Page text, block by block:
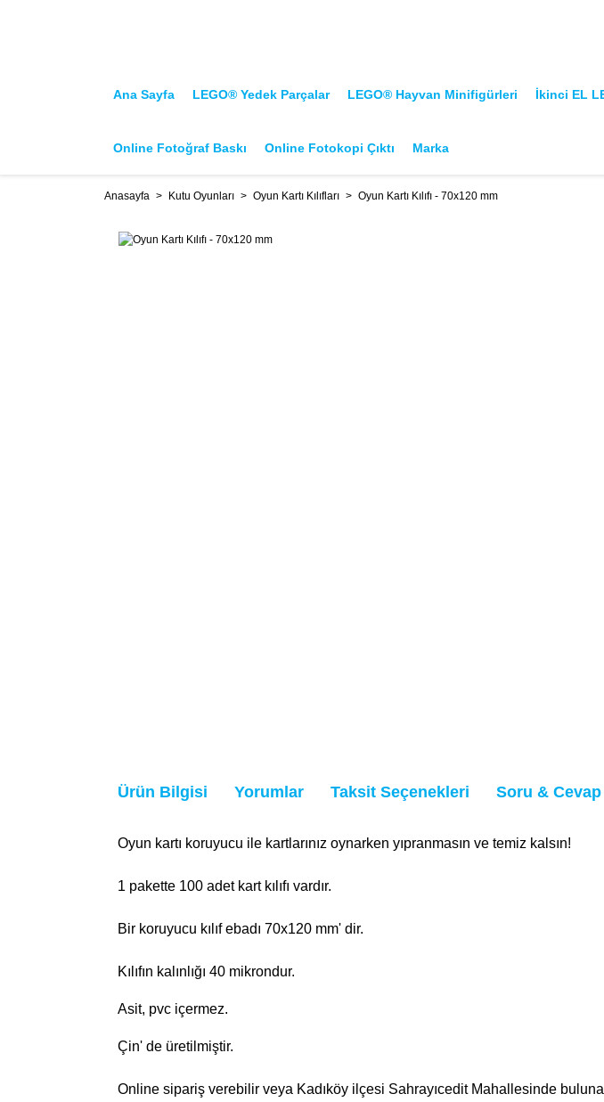
Ana Sayfa LEGO® Yedek Parçalar LEGO® Hayvan Minifigürleri İkinci EL
Online Fotoğraf Baskı Online Fotokopi Çıktı Marka
Anasayfa Kutu Oyunları Oyun Kartı Kılıfları Oyun Kartı Kılıfı - 70x120 mm
Ürün Bilgisi Yorumlar Taksit Seçenekleri Soru & Cevap
Oyun kartı koruyucu ile kartlarınız oynarken yıpranmasın ve temiz kalsın!
1 pakette 100 adet kart kılıfı vardır.
Bir koruyucu kılıf ebadı 70x120 mm' dir.
Kılıfın kalınlığı 40 mikrondur.
Asit, pvc içermez.
Çin' de üretilmiştir.
Online sipariş verebilir veya Kadıköy ilçesi Sahrayıcedit Mahallesinde